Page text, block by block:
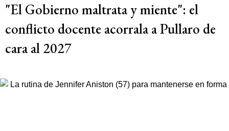
"El Gobierno maltrata y miente": el
conflicto docente acorrala a Pullaro de
cara al 2027